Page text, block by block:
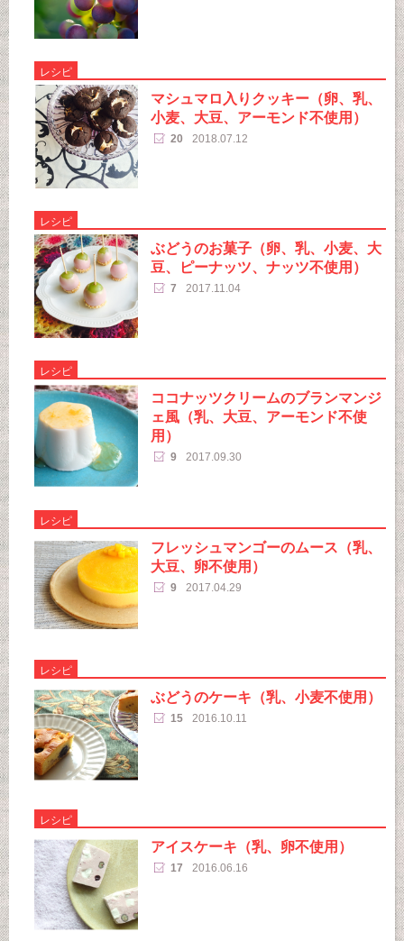
レシピ
マシュマロ入りクッキー（卵、乳、
小麦、大豆、アーモンド不使用）
20 2018.07.12
レシピ
ぶどうのお菓子（卵、乳、小麦、大
豆、ピーナッツ、ナッツ不使用）
7 2017.11.04
レシピ
ココナッツクリームのブランマンジ
ェ風（乳、大豆、アーモンド不使
用）
9 2017.09.30
レシピ
フレッシュマンゴーのムース（乳、
大豆、卵不使用）
9 2017.04.29
レシピ
ぶどうのケーキ（乳、小麦不使用）
15 2016.10.11
レシピ
アイスケーキ（乳、卵不使用）
17 2016.06.16